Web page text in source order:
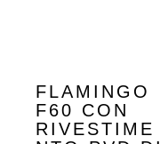
FLAMINGO
F60 CON
RIVESTIME